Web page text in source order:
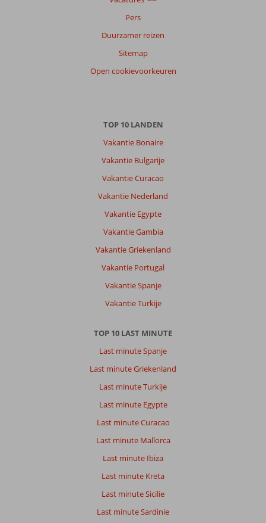
Pers
Duurzamer reizen
Sitemap
Open cookievoorkeuren
TOP 10 LANDEN
Vakantie Bonaire
Vakantie Bulgarije
Vakantie Curacao
Vakantie Nederland
Vakantie Egypte
Vakantie Gambia
Vakantie Griekenland
Vakantie Portugal
Vakantie Spanje
Vakantie Turkije
TOP 10 LAST MINUTE
Last minute Spanje
Last minute Griekenland
Last minute Turkije
Last minute Egypte
Last minute Curacao
Last minute Mallorca
Last minute Ibiza
Last minute Kreta
Last minute Sicilie
Last minute Sardinie